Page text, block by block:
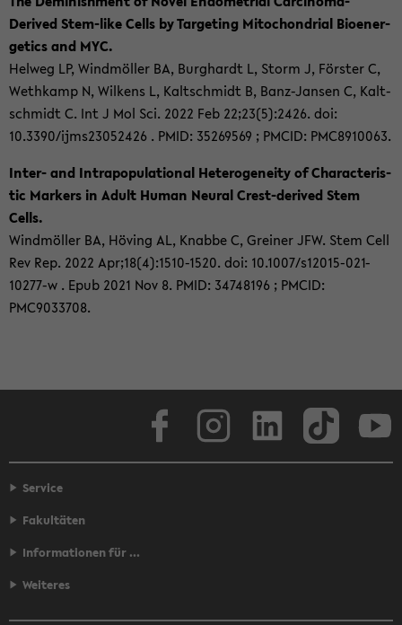
Derived Stem-​like Cells by Tar­ge­ting Mi­to­chon­dri­al Bio­en­er­
ge­tics and MYC.
Hel­weg LP, Wind­m­öl­ler BA, Burg­hardt L, Storm J, Förs­ter C,
We­th­kamp N, Wil­kens L, Kalt­schmidt B, Banz-​Jansen C, Kalt­
schmidt C. Int J Mol Sci. 2022 Feb 22;23(5):2426. doi:
10.3390/ijms23052426 . PMID: 35269569 ; PMCID: PMC8910063.
Inter-​ and In­tra­po­pu­la­tio­nal He­te­ro­gen­ei­ty of Cha­rac­te­ris­
tic Mar­kers in Adult Human Neural Crest-​derived Stem
Cells.
Wind­m­öl­ler BA, Hö­ving AL, Knab­be C, Grei­ner JFW. Stem Cell
Rev Rep. 2022 Apr;18(4):1510-​1520. doi: 10.1007/s12015-​021-
10277-w . Epub 2021 Nov 8. PMID: 34748196 ; PMCID:
PMC9033708.
Face­book
Service
Fakultäten
Informationen für ...
Weiteres